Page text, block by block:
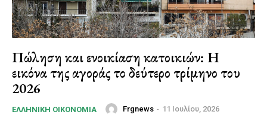
Πώληση και ενοικίαση κατοικιών: Η
εικόνα της αγοράς το δεύτερο τρίμηνο του
2026
ΕΛΛΗΝΙΚΉ ΟΙΚΟΝΟΜΊΑ Frgnews - 11 Ιουλίου, 2026